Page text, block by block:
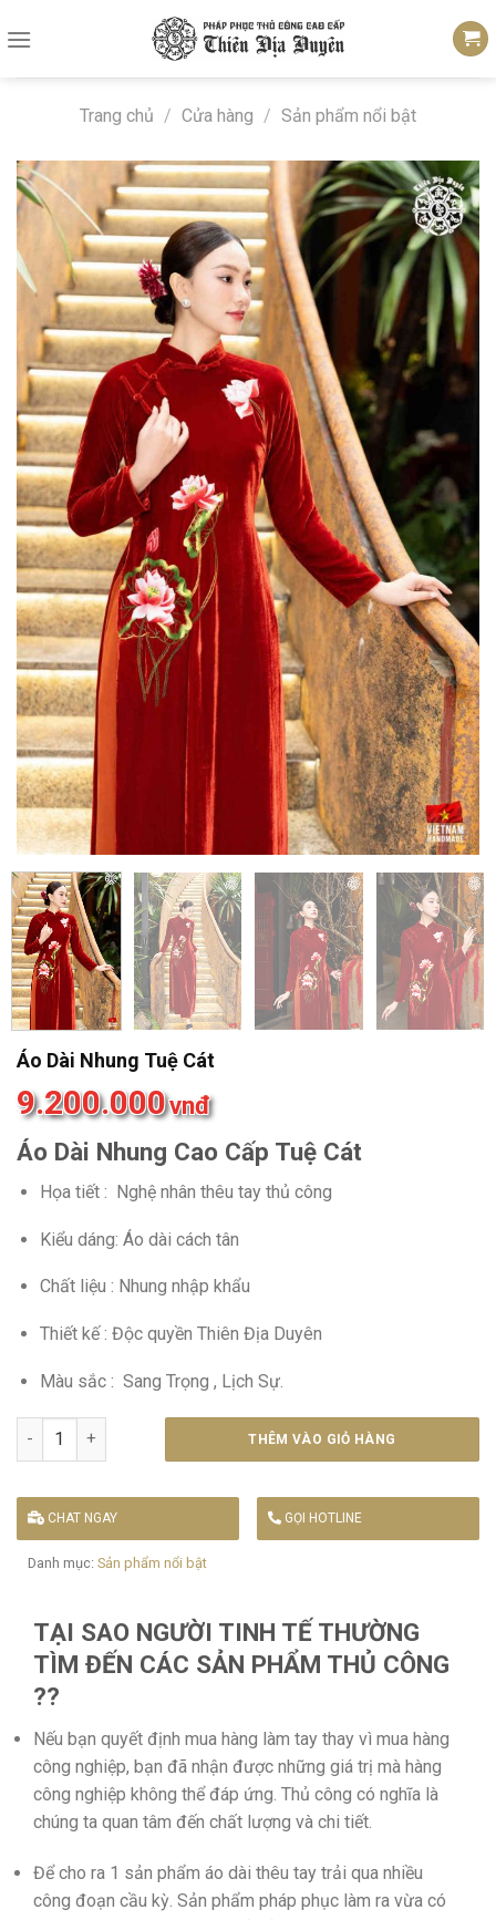
to
Trang chủ / Cửa hàng / Sản phẩm nổi bật
Áo Dài Nhung Tuệ Cát
9.200.000vnđ
Áo Dài Nhung Cao Cấp Tuệ Cát
Họa tiết : Nghệ nhân thêu tay thủ công
Kiểu dáng: Áo dài cách tân
Chất liệu : Nhung nhập khẩu
Thiết kế : Độc quyền Thiên Địa Duyên
Màu sắc : Sang Trọng , Lịch Sự.
Áo Dài Nhung Tuệ Cát số lượng
THÊM VÀO GIỎ HÀNG
CHAT NGAY GỌI HOTLINE
Danh mục: Sản phẩm nổi bật
TẠI SAO NGƯỜI TINH TẾ THƯỜNG
TÌM ĐẾN CÁC SẢN PHẨM THỦ CÔNG
??
Nếu bạn quyết định mua hàng làm tay thay vì mua hàng
công nghiệp, bạn đã nhận được những giá trị mà hàng
công nghiệp không thể đáp ứng. Thủ công có nghĩa là
chúng ta quan tâm đến chất lượng và chi tiết.
Để cho ra 1 sản phẩm áo dài thêu tay trải qua nhiều
công đoạn cầu kỳ. Sản phẩm pháp phục làm ra vừa có